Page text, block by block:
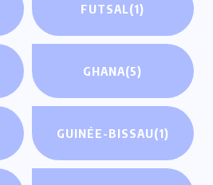
FUTSAL(1)
GHANA(5)
GUINÉE-BISSAU(1)